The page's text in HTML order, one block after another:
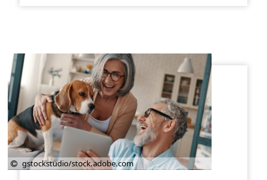
gstockstudio/stock.adobe.com